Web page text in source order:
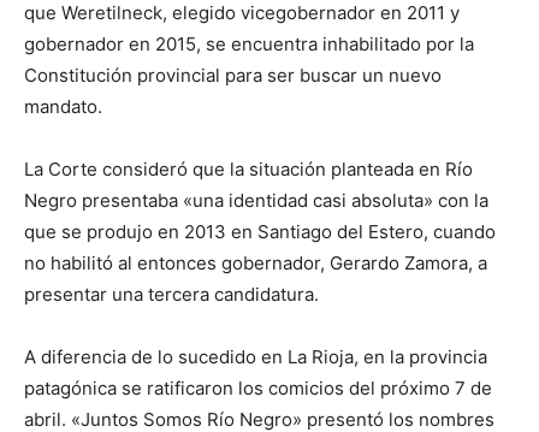
que Weretilneck, elegido vicegobernador en 2011 y
gobernador en 2015, se encuentra inhabilitado por la
Constitución provincial para ser buscar un nuevo
mandato.
La Corte consideró que la situación planteada en Río
Negro presentaba «una identidad casi absoluta» con la
que se produjo en 2013 en Santiago del Estero, cuando
no habilitó al entonces gobernador, Gerardo Zamora, a
presentar una tercera candidatura.
A diferencia de lo sucedido en La Rioja, en la provincia
patagónica se ratificaron los comicios del próximo 7 de
abril. «Juntos Somos Río Negro» presentó los nombres